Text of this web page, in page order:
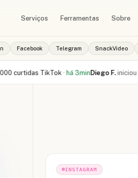
Serviços Ferramentas Sobre
Facebook Telegram SnackVideo
TikTok·há 3minDiego F. iniciou pedido de
INSTAGRAM